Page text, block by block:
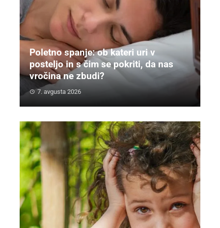
Poletno spanje: ob kateri uri v
posteljo in s čim se pokriti, da nas
vročina ne zbudi?
7. avgusta 2026